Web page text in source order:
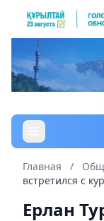
Главная /
встретился с
Ерлан